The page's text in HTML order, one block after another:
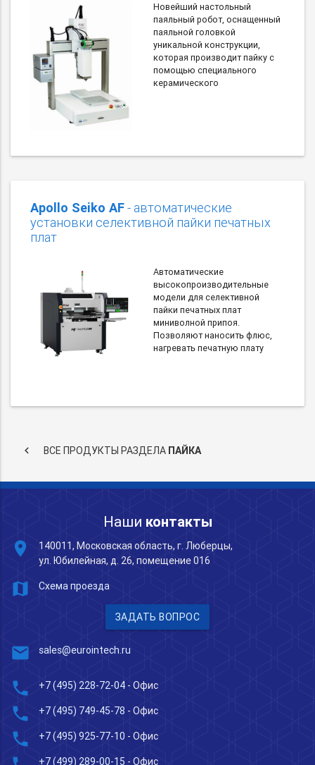
Новейший настольный
паяльный робот, оснащенный
паяльной головкой
уникальной конструкции,
которая производит пайку с
помощью специального
керамического
Apollo Seiko AF- автоматические
установки селективной пайки печатных
плат
Автоматические
высокопроизводительные
модели для селективной
пайки печатных плат
миниволной припоя.
Позволяют наносить флюс,
нагревать печатную плату
keyboard_arrow_left ВСЕ ПРОДУКТЫ РАЗДЕЛА ПАЙКА
Наши контакты
place
140011, Московская область, г. Люберцы,
ул. Юбилейная, д. 26, помещение 016
map Схема проезда
ЗАДАТЬ ВОПРОС
mail sales@eurointech.ru
phone +7 (495) 228-72-04 - Офис
phone +7 (495) 749-45-78 - Офис
phone +7 (495) 925-77-10 - Офис
+7 (499) 289-00-15 - Офис